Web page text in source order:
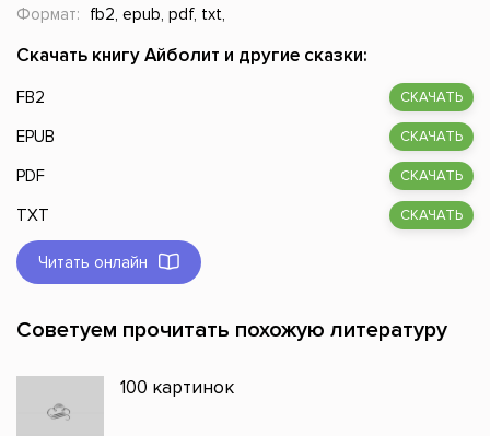
Формат:
fb2, epub, pdf, txt,
Скачать книгу Айболит и другие сказки:
FB2 СКАЧАТЬ
EPUB СКАЧАТЬ
PDF СКАЧАТЬ
TXT СКАЧАТЬ
Читать онлайн
Советуем прочитать похожую литературу
100 картинок